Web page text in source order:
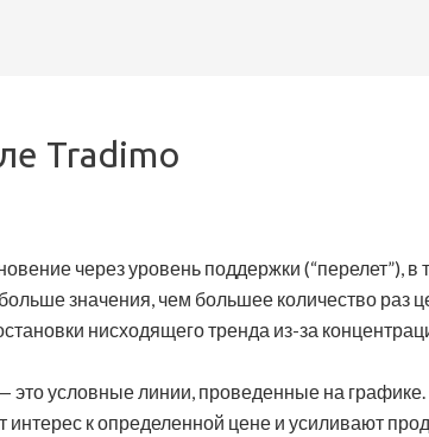
Tradimo
через уровень поддержки (“перелет”), в
значения, чем большее количество раз
нисходящего тренда из-за
условные линии, проведенные на
к определенной цене и усиливают